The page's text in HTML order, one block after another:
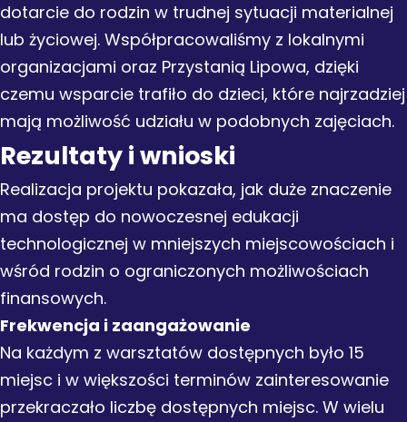
dotarcie do rodzin w trudnej sytuacji materialnej
lub życiowej. Współpracowaliśmy z lokalnymi
organizacjami oraz Przystanią Lipowa, dzięki
czemu wsparcie trafiło do dzieci, które najrzadziej
mają możliwość udziału w podobnych zajęciach.
Rezultaty i wnioski
Realizacja projektu pokazała, jak duże znaczenie
ma dostęp do nowoczesnej edukacji
technologicznej w mniejszych miejscowościach i
wśród rodzin o ograniczonych możliwościach
finansowych.
Frekwencja i zaangażowanie
Na każdym z warsztatów dostępnych było 15
miejsc i w większości terminów zainteresowanie
przekraczało liczbę dostępnych miejsc. W wielu